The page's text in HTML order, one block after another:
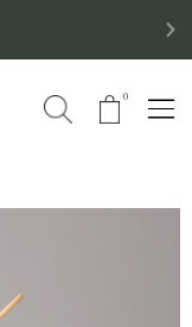
0